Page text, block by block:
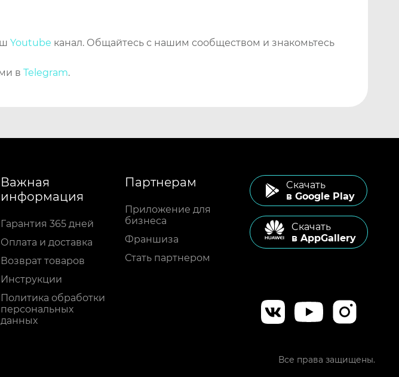
Youtube канал. Общайтесь с нашим сообществом и знакомьтесь
в Telegram.
Важная
информация
Гарантия 365 дней
Оплата и доставка
Возврат товаров
Инструкции
Политика обработки
персональных
данных
Партнерам
Приложение для
бизнеса
Франшиза
Стать партнером
Cкачать
в Google Play
Cкачать
в AppGallery
Все права защищены.